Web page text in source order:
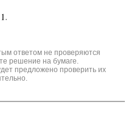
ответом не проверяются
решение на бумаге.
предложено проверить их